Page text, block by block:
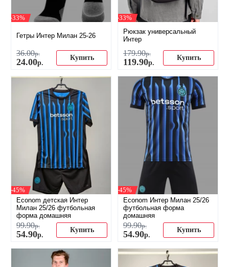
-33%
Гетры Интер Милан 25-26
36.00р.
24.00р.
Купить
-33%
Рюкзак универсальный
Интер
179.90р.
119.90р.
Купить
-45%
Econom детская Интер
Милан 25/26 футбольная
форма домашняя
99.90р.
54.90р.
Купить
-45%
Econom Интер Милан 25/26
футбольная форма
домашняя
99.90р.
54.90р.
Купить